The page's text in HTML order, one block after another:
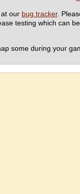
our bug tracker.
testing which can
some during your